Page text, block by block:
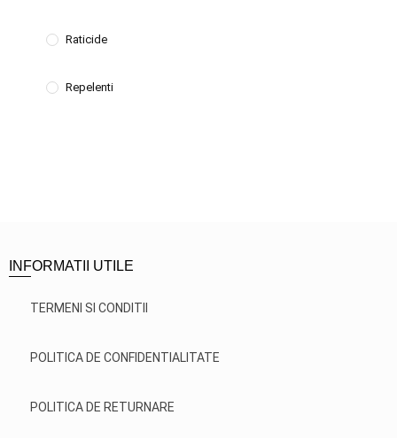
Raticide
Repelenti
INFORMATII UTILE
TERMENI SI CONDITII
POLITICA DE CONFIDENTIALITATE
POLITICA DE RETURNARE